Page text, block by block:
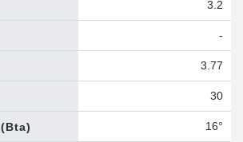
3.2
-
3.77
30
(Bta) 16°